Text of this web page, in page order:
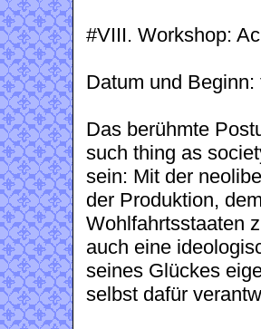
#VIII. Workshop:
Datum und Beginn:
Das berühmte
such thing as
sein: Mit der
der Produktion,
Wohlfahrtsstaaten
auch eine
seines Glückes
selbst dafür